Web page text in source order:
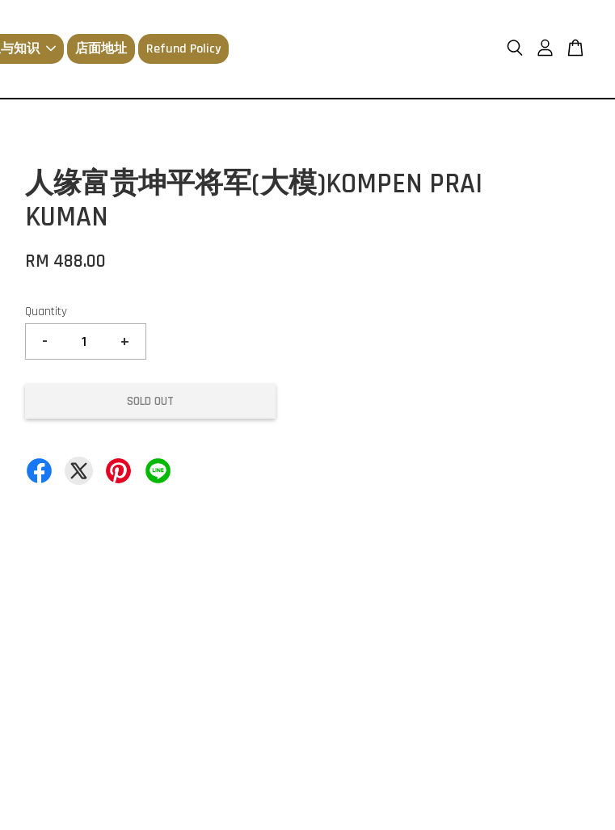
知识 店面地址 Refund Policy
人缘富贵坤平将军(大模)KOMPEN PRAI
KUMAN
RM 488.00
Quantity
- +
SOLD OUT